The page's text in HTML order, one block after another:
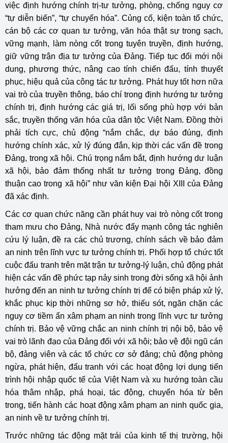
việc định hướng chính trị-tư tưởng, phòng, chống nguy cơ
“tự diễn biến”, “tự chuyển hóa”. Củng cố, kiện toàn tổ chức,
cán bộ các cơ quan tư tưởng, văn hóa thật sự trong sạch,
vững mạnh, làm nòng cốt trong tuyên truyền, định hướng,
giữ vững trận địa tư tưởng của Đảng. Tiếp tục đổi mới nội
dung, phương thức, nâng cao tính chiến đấu, tính thuyết
phục, hiệu quả của công tác tư tưởng. Phát huy tốt hơn nữa
vai trò của truyền thông, báo chí trong định hướng tư tưởng
chính trị, định hướng các giá trị, lối sống phù hợp với bản
sắc, truyền thống văn hóa của dân tộc Việt Nam. Đồng thời
phải tích cực, chủ động “nắm chắc, dự báo đúng, định
hướng chính xác, xử lý đúng đắn, kịp thời các vấn đề trong
Đảng, trong xã hội. Chú trọng nắm bắt, định hướng dư luận
xã hội, bảo đảm thống nhất tư tưởng trong Đảng, đồng
thuận cao trong xã hội” như văn kiện Đại hội XIII của Đảng
đã xác định.
Các cơ quan chức năng cần phát huy vai trò nòng cốt trong
tham mưu cho Đảng, Nhà nước đẩy mạnh công tác nghiên
cứu lý luận, đề ra các chủ trương, chính sách về bảo đảm
an ninh trên lĩnh vực tư tưởng chính trị. Phối hợp tổ chức tốt
cuộc đấu tranh trên mặt trận tư tưởng-lý luận, chủ động phát
hiện các vấn đề phức tạp nảy sinh trong đời sống xã hội ảnh
hưởng đến an ninh tư tưởng chính trị để có biện pháp xử lý,
khắc phục kịp thời những sơ hở, thiếu sót, ngăn chặn các
nguy cơ tiềm ẩn xâm phạm an ninh trong lĩnh vực tư tưởng
chính trị. Bảo vệ vững chắc an ninh chính trị nội bộ, bảo vệ
vai trò lãnh đạo của Đảng đối với xã hội; bảo vệ đội ngũ cán
bộ, đảng viên và các tổ chức cơ sở đảng; chủ động phòng
ngừa, phát hiện, đấu tranh với các hoạt động lợi dụng tiến
trình hội nhập quốc tế của Việt Nam và xu hướng toàn cầu
hóa thâm nhập, phá hoại, tác động, chuyển hóa từ bên
trong, tiến hành các hoạt động xâm phạm an ninh quốc gia,
an ninh về tư tưởng chính trị.
Trước những tác động mặt trái của kinh tế thị trường, hội